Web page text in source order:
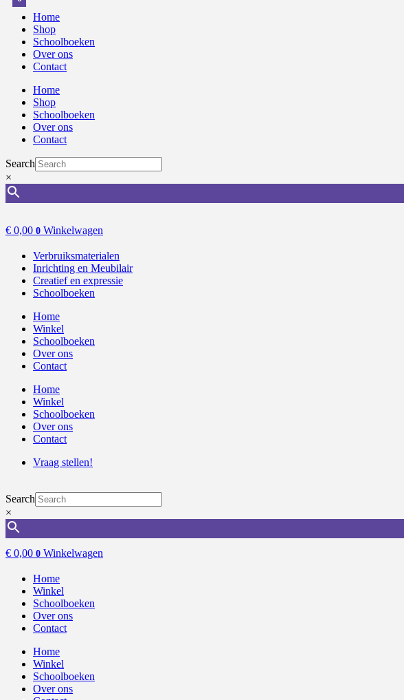
Home
Shop
Schoolboeken
Over ons
Contact
Home
Shop
Schoolboeken
Over ons
Contact
Search
×
€ 0,00 0 Winkelwagen
Verbruiksmaterialen
Inrichting en Meubilair
Creatief en expressie
Schoolboeken
Home
Winkel
Schoolboeken
Over ons
Contact
Home
Winkel
Schoolboeken
Over ons
Contact
Vraag stellen!
Search
×
€ 0,00 0 Winkelwagen
Home
Winkel
Schoolboeken
Over ons
Contact
Home
Winkel
Schoolboeken
Over ons